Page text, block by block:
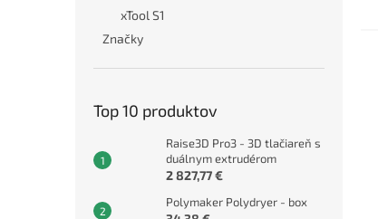
xTool S1
Značky
Top 10 produktov
Raise3D Pro3 - 3D tlačiareň s
duálnym extrudérom
2 827,77 €
Polymaker Polydryer - box